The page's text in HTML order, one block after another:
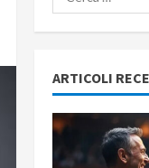
per:
ARTICOLI